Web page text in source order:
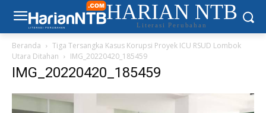
HARIAN NTB
Literasi Perubahan
Beranda
Tiga Tersangka Kasus Korupsi Proyek ICU RSUD Lombok
Utara Ditahan
IMG_20220420_185459
IMG_20220420_185459